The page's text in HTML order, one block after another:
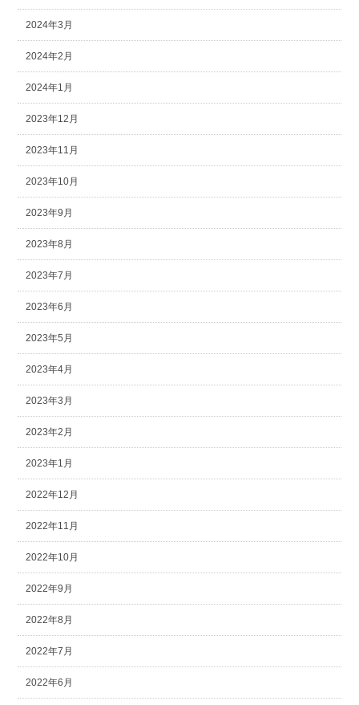
2024年3月
2024年2月
2024年1月
2023年12月
2023年11月
2023年10月
2023年9月
2023年8月
2023年7月
2023年6月
2023年5月
2023年4月
2023年3月
2023年2月
2023年1月
2022年12月
2022年11月
2022年10月
2022年9月
2022年8月
2022年7月
2022年6月